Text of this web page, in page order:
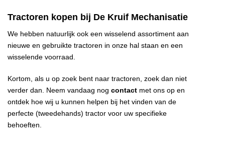
Tractoren kopen bij De Kruif Mechanisatie
We hebben natuurlijk ook een wisselend assortiment aan
nieuwe en gebruikte tractoren in onze hal staan en een
wisselende voorraad.
Kortom, als u op zoek bent naar tractoren, zoek dan niet
verder dan. Neem vandaag nog contact met ons op en
ontdek hoe wij u kunnen helpen bij het vinden van de
perfecte (tweedehands) tractor voor uw specifieke
behoeften.